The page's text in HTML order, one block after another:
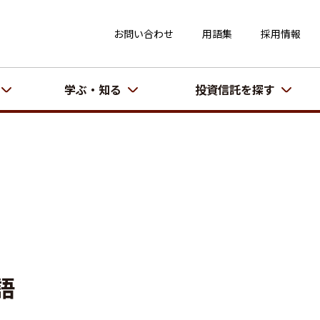
お問い合わせ 用語集 採用情報
学ぶ・知る 投資信託を探す